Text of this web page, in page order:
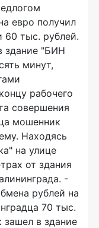
евро получил
60 тыс. рублей.
здание "БИН
минут,
рабочего
совершения
мошенник
Находясь
на улице
от здания
-
рублей на
70 тыс.
зашел в здание